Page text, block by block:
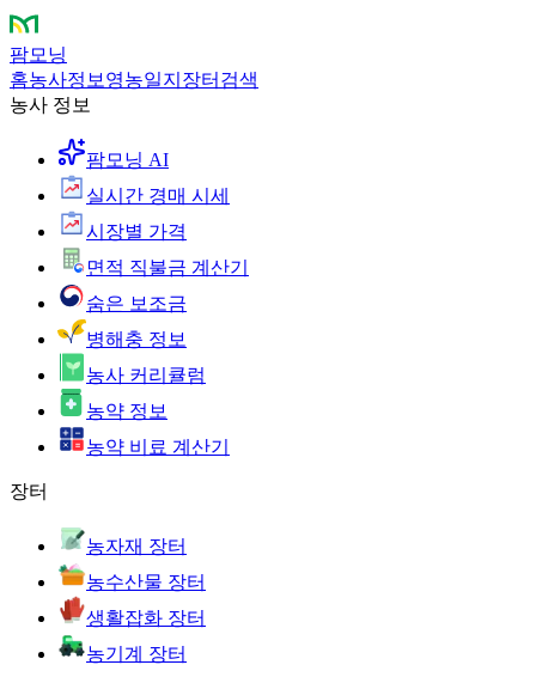
팜모닝
홈농사정보 영농일지 장터 검색
농사 정보
팜모닝 AI
실시간 경매 시세
시장별 가격
면적 직불금 계산기
숨은 보조금
병해충 정보
농사 커리큘럼
농약 정보
농약 비료 계산기
장터
농자재 장터
농수산물 장터
생활잡화 장터
농기계 장터